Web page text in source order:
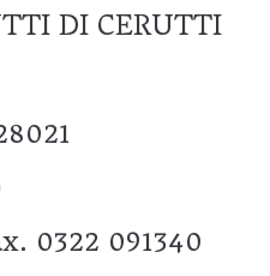
DI CERUTTI
0322 091340